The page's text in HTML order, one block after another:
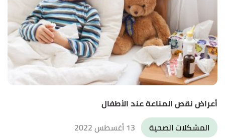
أعراض نقص المناعة عند الأطفال
المشكلات الصحية
13 أغسطس 2022